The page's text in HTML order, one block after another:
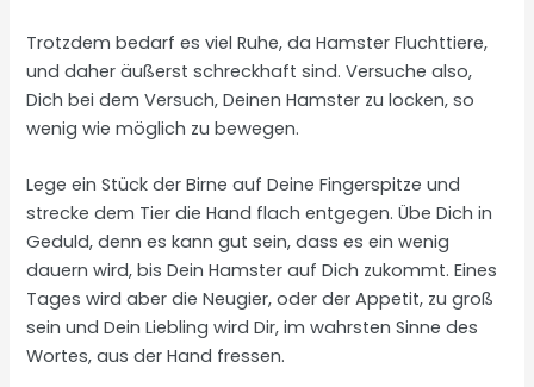
Trotzdem bedarf es viel Ruhe, da Hamster Fluchttiere,
und daher äußerst schreckhaft sind. Versuche also,
Dich bei dem Versuch, Deinen Hamster zu locken, so
wenig wie möglich zu bewegen.
Lege ein Stück der Birne auf Deine Fingerspitze und
strecke dem Tier die Hand flach entgegen. Übe Dich in
Geduld, denn es kann gut sein, dass es ein wenig
dauern wird, bis Dein Hamster auf Dich zukommt. Eines
Tages wird aber die Neugier, oder der Appetit, zu groß
sein und Dein Liebling wird Dir, im wahrsten Sinne des
Wortes, aus der Hand fressen.